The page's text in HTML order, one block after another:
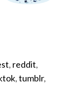
, reddit,
,tumblr,